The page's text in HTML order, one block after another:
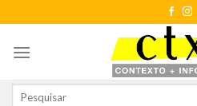
to
content